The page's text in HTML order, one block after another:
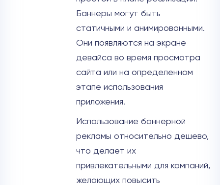
Баннеры могут быть
статичными и анимированными.
Они появляются на экране
девайса во время просмотра
сайта или на определенном
этапе использования
приложения.
Использование баннерной
рекламы относительно дешево,
что делает их
привлекательными для компаний,
желающих повысить